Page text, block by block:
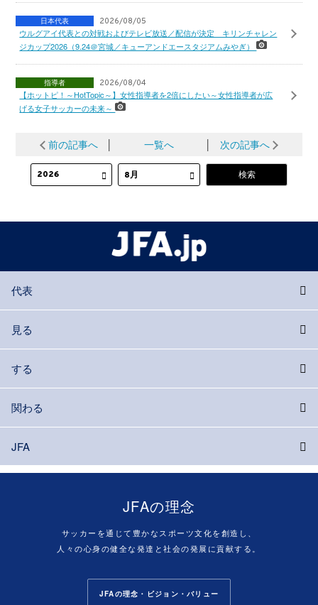
日本代表 2026/08/05
ウルグアイ代表との対戦およびテレビ放送／配信が決定 キリンチャレン
ジカップ2026（9.24＠宮城／キューアンドエースタジアムみやぎ）
指導者 2026/08/04
【ホットピ！～HotTopic～】女性指導者を2倍にしたい～女性指導者が広
げる女子サッカーの未来～
前の記事へ 一覧へ 次の記事へ
代表
見る
する
関わる
JFA
JFAの理念
サッカーを通じて豊かなスポーツ文化を創造し、
人々の心身の健全な発達と社会の発展に貢献する。
JFAの理念・ビジョン・バリュー